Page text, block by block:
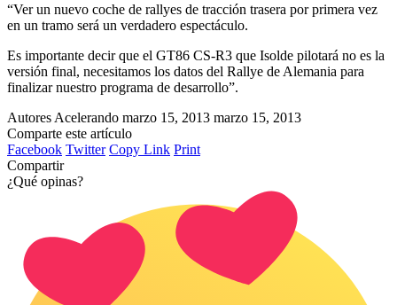
“Ver un nuevo coche de rallyes de tracción trasera por primera vez
en un tramo será un verdadero espectáculo.
Es importante decir que el GT86 CS-R3 que Isolde pilotará no es la
versión final, necesitamos los datos del Rallye de Alemania para
finalizar nuestro programa de desarrollo”.
Autores Acelerando marzo 15, 2013 marzo 15, 2013
Comparte este artículo
Facebook Twitter Copy Link Print
Compartir
¿Qué opinas?